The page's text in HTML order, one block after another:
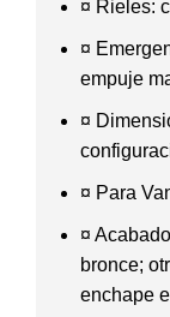
¤ Rieles:
¤
empuje
¤
¤ Para
¤
bronce;
enchape